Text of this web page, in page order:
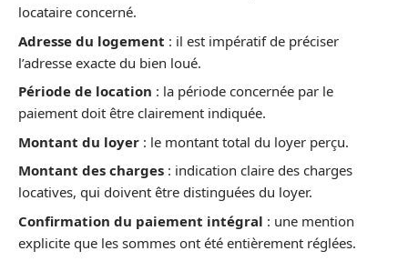
locataire concerné.
Adresse du logement : il est impératif de préciser
l’adresse exacte du bien loué.
Période de location : la période concernée par le
paiement doit être clairement indiquée.
Montant du loyer : le montant total du loyer perçu.
Montant des charges : indication claire des charges
locatives, qui doivent être distinguées du loyer.
Confirmation du paiement intégral : une mention
explicite que les sommes ont été entièrement réglées.